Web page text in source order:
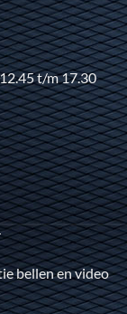
t/m 17.30
bellen en video